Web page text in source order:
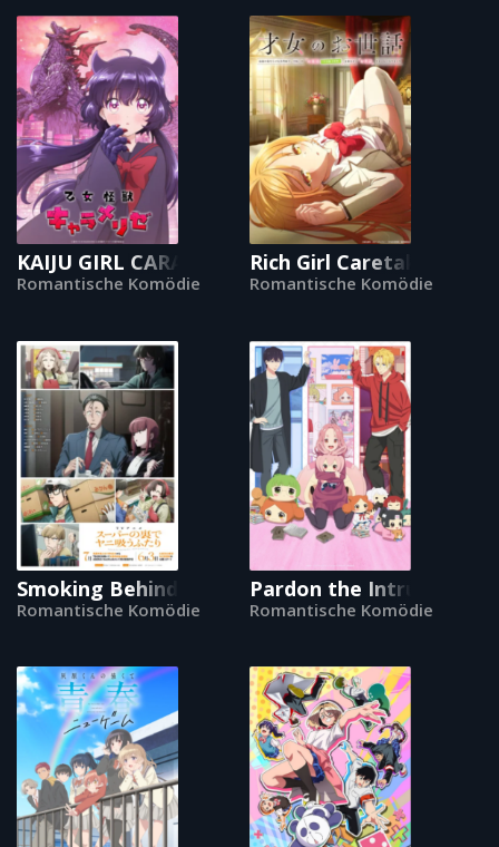
KAIJU GIRL CARAMELISE
Romantische Komödie
Rich Girl Caretaker: I'm
Romantische Komödie
Smoking Behind the Supermarket with You
Romantische Komödie
Pardon the Intrusion,
Romantische Komödie